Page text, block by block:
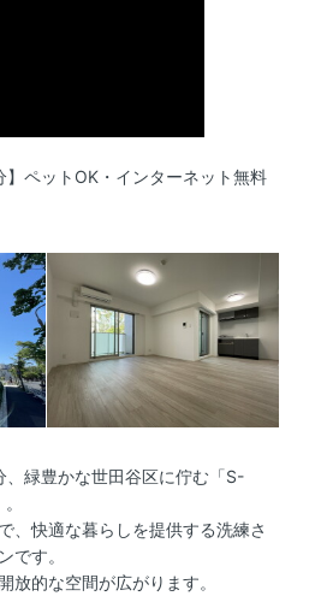
ペットOK・インターネット無料
緑豊かな世田谷区に佇む「S-
、快適な暮らしを提供する洗練さ
です。
放的な空間が広がります。